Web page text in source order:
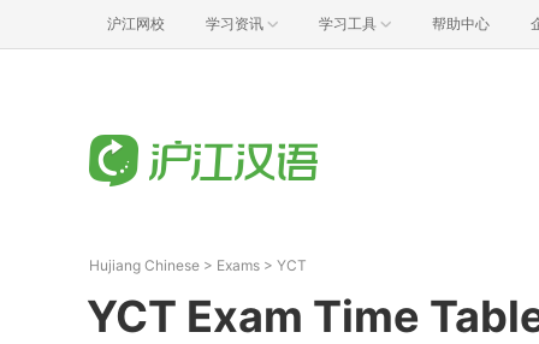
沪江网校 学习资讯 学习工具 帮助中心
Hujiang Chinese > Exams > YCT
YCT Exam Time